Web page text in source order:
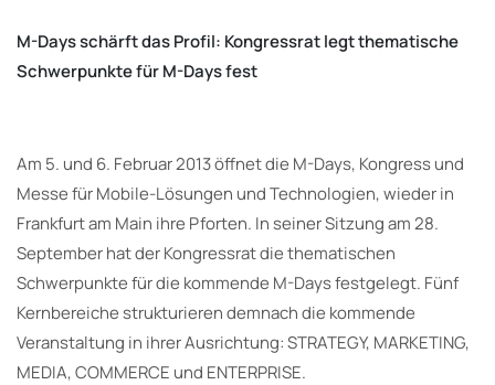
M-Days schärft das Profil: Kongressrat legt thematische
Schwerpunkte für M-Days fest
Am 5. und 6. Februar 2013 öffnet die M-Days, Kongress und
Messe für Mobile-Lösungen und Technologien, wieder in
Frankfurt am Main ihre Pforten. In seiner Sitzung am 28.
September hat der Kongressrat die thematischen
Schwerpunkte für die kommende M-Days festgelegt. Fünf
Kernbereiche strukturieren demnach die kommende
Veranstaltung in ihrer Ausrichtung: STRATEGY, MARKETING,
MEDIA, COMMERCE und ENTERPRISE.